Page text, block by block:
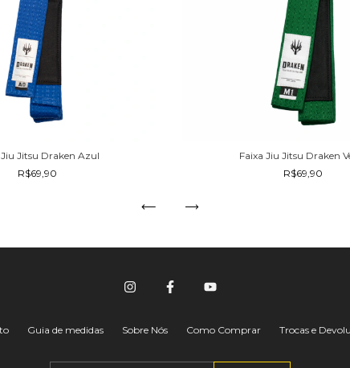
Jiu Jitsu Draken Azul
R$69,90
Faixa Jiu Jitsu Draken
R$69,90
Guia de medidas Sobre Nós Como Comprar Trocas e